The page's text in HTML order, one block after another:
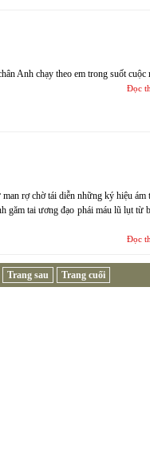
Anh chạy theo em trong suốt cuộc
Đọc
rợ chờ tái diễn những ký hiệu ám
găm tai ương đạo phái máu lũ lụt từ
Đọc
Trang sau Trang cuối